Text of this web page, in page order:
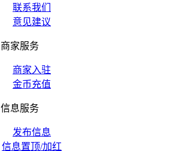
联系我们
意见建议
商家服务
商家入驻
金币充值
信息服务
发布信息
信息置顶/加红